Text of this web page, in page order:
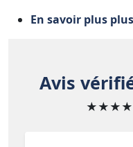
En savoir plus
Avis